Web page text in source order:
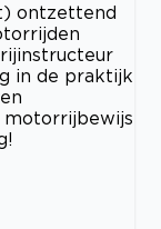
ontzettend
in de praktijk
motorrijbewijs